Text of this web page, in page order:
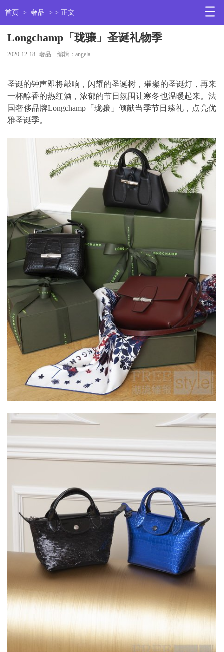
首页 > 奢品 > > 正文
Longchamp「珑骧」圣诞礼物季
2020-12-18 奢品 编辑：angela
圣诞的钟声即将敲响，闪耀的圣诞树，璀璨的圣诞灯，再来
一杯醇香的热红酒，浓郁的节日氛围让寒冬也温暖起来。法
国奢侈品牌Longchamp「珑骧」倾献当季节日臻礼，点亮优
雅圣诞季。